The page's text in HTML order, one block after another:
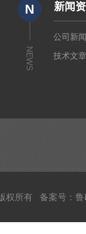
N
NEWS
新闻
公司新
技术文
权所有 备案号：